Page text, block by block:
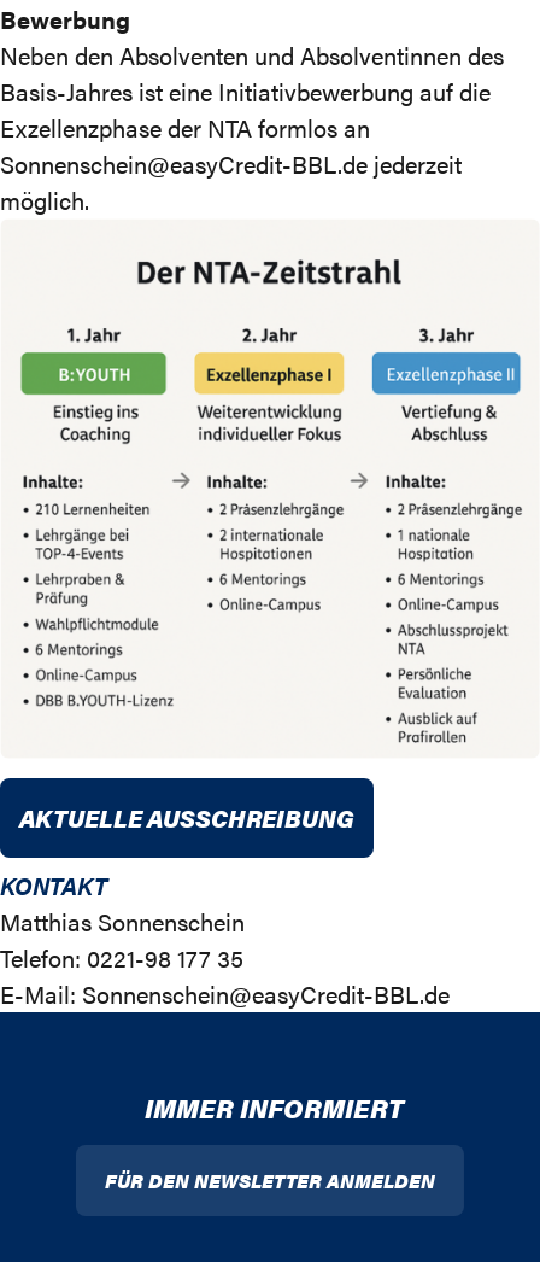
Bewerbung
Neben den Absolventen und Absolventinnen des
Basis-Jahres ist eine Initiativbewerbung auf die
Exzellenzphase der NTA formlos an
Sonnenschein@easyCredit-BBL.de jederzeit
möglich.
AKTUELLE AUSSCHREIBUNG
KONTAKT
Matthias Sonnenschein
Telefon: 0221-98 177 35
E-Mail: Sonnenschein@easyCredit-BBL.de
IMMER INFORMIERT
FÜR DEN NEWSLETTER ANMELDEN